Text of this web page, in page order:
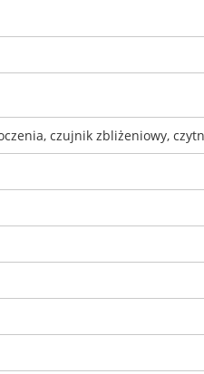
czujnik zbliżeniowy,